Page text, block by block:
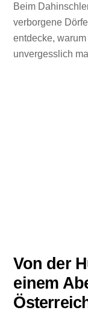
Beim
verborgene
entdecke,
unvergesslich
Von der
einem